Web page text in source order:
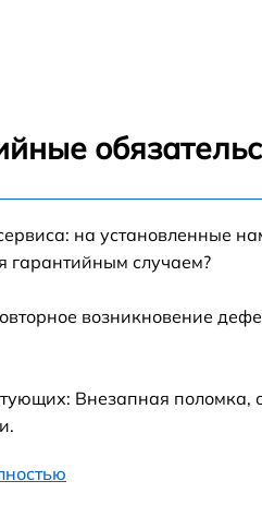
Indesit WITP 1021 (EU)
(EU)
шланга Indesit WITP
насоса Indesit WITP
Indesit WITP 1021
на установленные
гарантийным случаем?
возникновение
Внезапная поломка,